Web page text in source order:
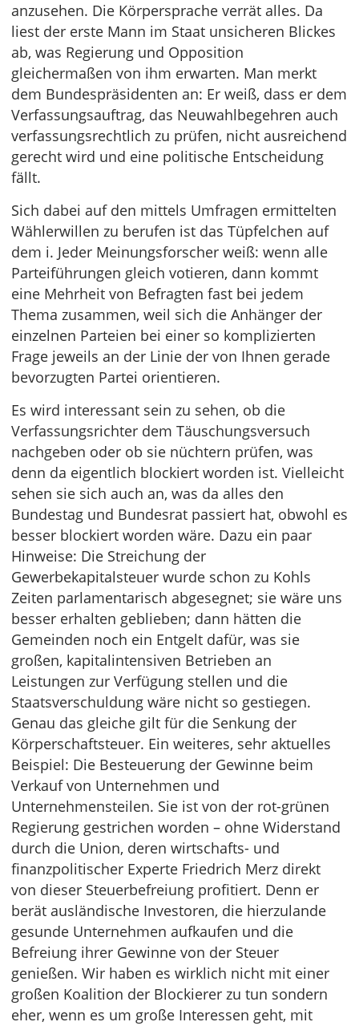
anzusehen. Die Körpersprache verrät alles. Da
liest der erste Mann im Staat unsicheren Blickes
ab, was Regierung und Opposition
gleichermaßen von ihm erwarten. Man merkt
dem Bundespräsidenten an: Er weiß, dass er dem
Verfassungsauftrag, das Neuwahlbegehren auch
verfassungsrechtlich zu prüfen, nicht ausreichend
gerecht wird und eine politische Entscheidung
fällt.
Sich dabei auf den mittels Umfragen ermittelten
Wählerwillen zu berufen ist das Tüpfelchen auf
dem i. Jeder Meinungsforscher weiß: wenn alle
Parteiführungen gleich votieren, dann kommt
eine Mehrheit von Befragten fast bei jedem
Thema zusammen, weil sich die Anhänger der
einzelnen Parteien bei einer so komplizierten
Frage jeweils an der Linie der von Ihnen gerade
bevorzugten Partei orientieren.
Es wird interessant sein zu sehen, ob die
Verfassungsrichter dem Täuschungsversuch
nachgeben oder ob sie nüchtern prüfen, was
denn da eigentlich blockiert worden ist. Vielleicht
sehen sie sich auch an, was da alles den
Bundestag und Bundesrat passiert hat, obwohl es
besser blockiert worden wäre. Dazu ein paar
Hinweise: Die Streichung der
Gewerbekapitalsteuer wurde schon zu Kohls
Zeiten parlamentarisch abgesegnet; sie wäre uns
besser erhalten geblieben; dann hätten die
Gemeinden noch ein Entgelt dafür, was sie
großen, kapitalintensiven Betrieben an
Leistungen zur Verfügung stellen und die
Staatsverschuldung wäre nicht so gestiegen.
Genau das gleiche gilt für die Senkung der
Körperschaftsteuer. Ein weiteres, sehr aktuelles
Beispiel: Die Besteuerung der Gewinne beim
Verkauf von Unternehmen und
Unternehmensteilen. Sie ist von der rot-grünen
Regierung gestrichen worden – ohne Widerstand
durch die Union, deren wirtschafts- und
finanzpolitischer Experte Friedrich Merz direkt
von dieser Steuerbefreiung profitiert. Denn er
berät ausländische Investoren, die hierzulande
gesunde Unternehmen aufkaufen und die
Befreiung ihrer Gewinne von der Steuer
genießen. Wir haben es wirklich nicht mit einer
großen Koalition der Blockierer zu tun sondern
eher, wenn es um große Interessen geht, mit